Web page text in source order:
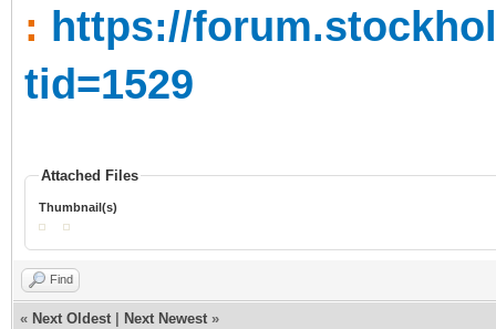
: https://
tid=1529
Attached Files
Thumbnail(s)
Find
« Next Oldest Next Newest »